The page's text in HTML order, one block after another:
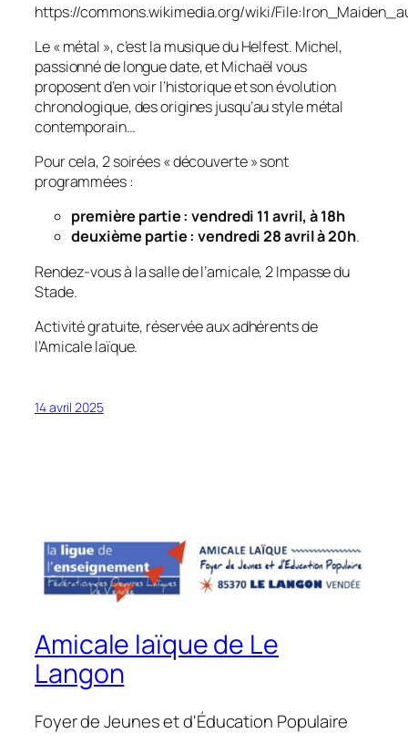
https://commons.wikimedia.org/wiki/
Le « métal », c’est la musique du Helfest. Michel,
passionné de longue date, et Michaël vous
proposent d’en voir l’historique et son évolution
chronologique, des origines jusqu’au style métal
contemporain…
Pour cela, 2 soirées « découverte » sont
programmées :
première partie : vendredi 11 avril, à 18h
deuxième partie : vendredi 28 avril à 20h.
Rendez-vous à la salle de l’amicale, 2 Impasse du
Stade.
Activité gratuite, réservée aux adhérents de
l’Amicale laïque.
14 avril 2025
Amicale laïque de Le
Langon
Foyer de Jeunes et d'Éducation Populaire